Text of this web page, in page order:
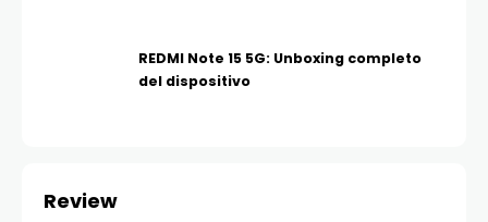
REDMI Note 15 5G: Unboxing completo
del dispositivo
Review